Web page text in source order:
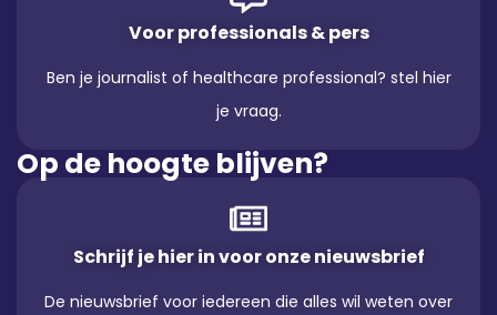
Voor professionals & pers
Ben je journalist of healthcare professional? stel hier
je vraag.
Op de hoogte blijven?
Schrijf je hier in voor onze nieuwsbrief
De nieuwsbrief voor iedereen die alles wil weten over